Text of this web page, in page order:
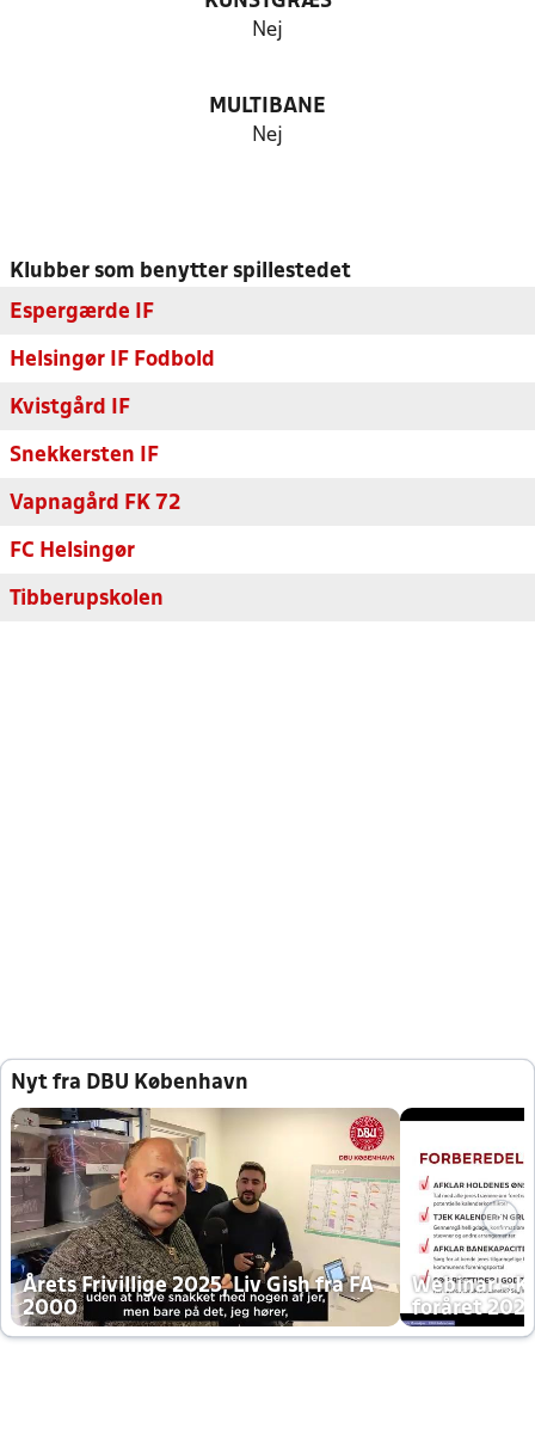
Nej
MULTIBANE
Nej
Klubber som benytter spillestedet
Espergærde IF
Helsingør IF Fodbold
Kvistgård IF
Snekkersten IF
Vapnagård FK 72
FC Helsingør
Tibberupskolen
Nyt fra DBU København
Årets Frivillige 2025, Liv Gish fra FA
2000
Webinar -
foråret